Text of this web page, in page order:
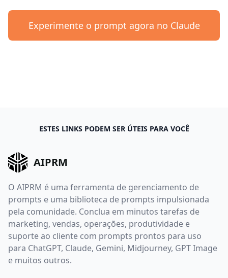
Experimente o prompt agora no Claude
ESTES LINKS PODEM SER ÚTEIS PARA VOCÊ
AIPRM
O AIPRM é uma ferramenta de gerenciamento de
prompts e uma biblioteca de prompts impulsionada
pela comunidade. Conclua em minutos tarefas de
marketing, vendas, operações, produtividade e
suporte ao cliente com prompts prontos para uso
para ChatGPT, Claude, Gemini, Midjourney, GPT Image
e muitos outros.